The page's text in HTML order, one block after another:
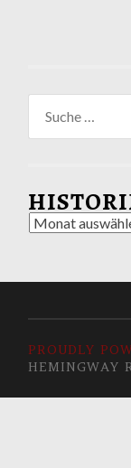
nach:
Historie.
PROUDLY
HEMINGWAY